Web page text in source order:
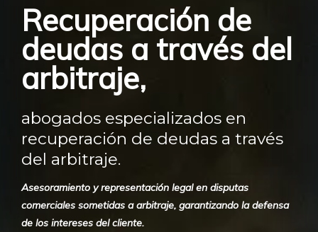
Recuperación de
deudas a través del
arbitraje,
abogados especializados en
recuperación de deudas a través
del arbitraje.
Asesoramiento y representación legal en disputas
comerciales sometidas a arbitraje, garantizando la defensa
de los intereses del cliente.